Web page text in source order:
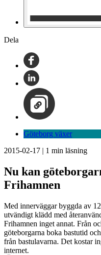
Dela
Göteborg växer
2015-02-17 | 1 min läsning
Nu kan
Frihamnen
Med innerväggar byggda av
utvändigt klädd med
Frihamnen inget annat. Från
göteborgarna boka bastutid
från bastulavarna. Det kostar
internet.